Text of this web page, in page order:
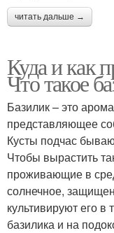
читать дальше →
Куда и как
Что такое
Базилик – это
представляющее
Кусты подчас
Чтобы вырастить
проживающие в
солнечное,
культивируют его
базилика и на